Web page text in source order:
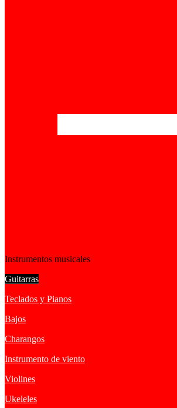
Instrumentos musicales
Guitarras
Teclados y Pianos
Bajos
Charangos
Instrumento de viento
Violines
Ukeleles